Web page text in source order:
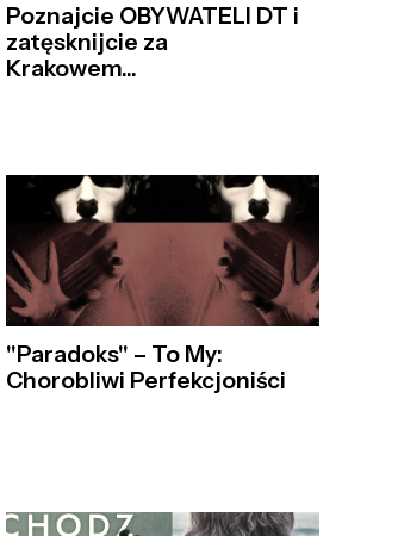
Poznajcie OBYWATELI DT i
zatęsknijcie za
Krakowem...
"Paradoks" – To My:
Chorobliwi Perfekcjoniści